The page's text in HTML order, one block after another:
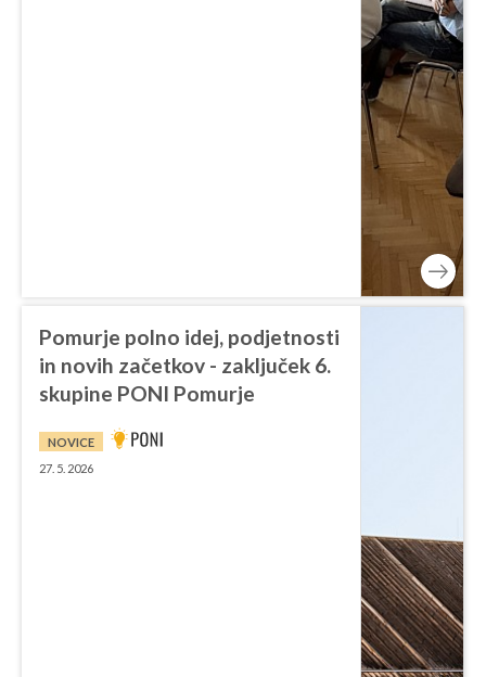
Pomurje polno idej, podjetnosti
in novih začetkov - zaključek 6.
skupine PONI Pomurje
NOVICE
27. 5. 2026